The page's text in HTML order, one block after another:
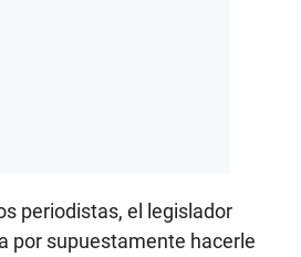
periodistas, el legislador
por supuestamente hacerle